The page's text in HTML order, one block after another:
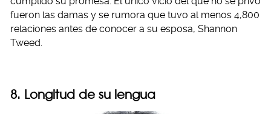
fueron las damas y se rumora que tuvo al menos 4,800
relaciones antes de conocer a su esposa, Shannon
Tweed.
8. Longitud de su lengua